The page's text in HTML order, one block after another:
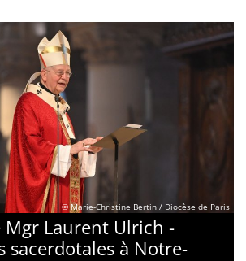
© Marie-Christine Bertin / Diocèse de Paris
Mgr Laurent Ulrich -
sacerdotales à Notre-